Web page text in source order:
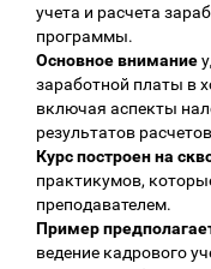
учета и расчета
программы.
Основное внимание
заработной платы в
включая аспекты
результатов
Курс построен на
практикумов,
преподавателем.
Пример
ведение кадрового